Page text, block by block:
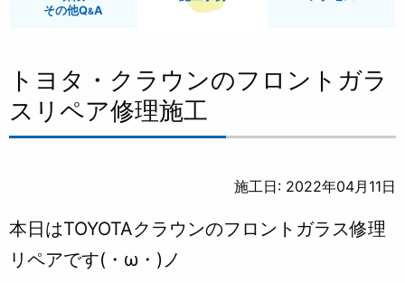
その他Q&A
トヨタ・クラウンのフロントガラ
スリペア修理施工
施工日: 2022年04月11日
本日はTOYOTAクラウンのフロントガラス修理
リペアです(・ω・)ノ